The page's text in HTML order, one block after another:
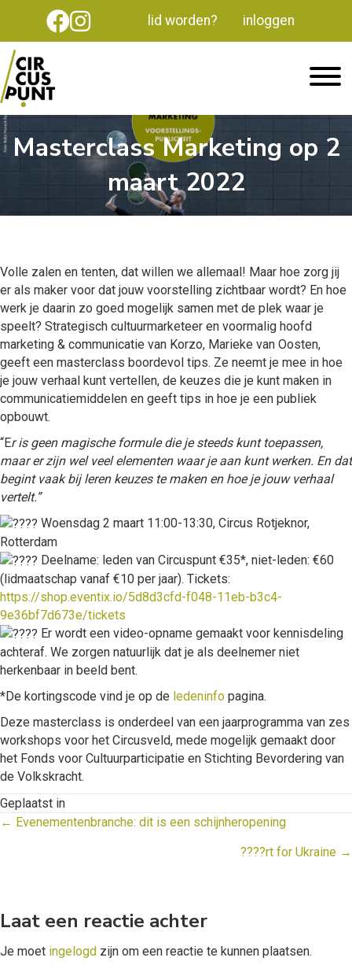
lid worden? inloggen
Masterclass Marketing op 2
maart 2022
Volle zalen en tenten, dat willen we allemaal! Maar hoe zorg jij
er als maker voor dat jouw voorstelling zichtbaar wordt? En hoe
werk je daarin zo goed mogelijk samen met de plek waar je
speelt? Strategisch cultuurmarketeer en voormalig hoofd
marketing & communicatie van Korzo, Marieke van Oosten,
geeft een masterclass boordevol tips. Ze neemt je mee in hoe
je jouw verhaal kunt vertellen, de keuzes die je kunt maken in
communicatiemiddelen en geeft tips in hoe je een publiek
opbouwt.
“Er is geen magische formule die je steeds kunt toepassen,
maar er zijn wel veel elementen waar je aan kunt werken. En dat
begint vaak bij leren keuzes te maken en hoe je jouw verhaal
vertelt.”
Woensdag 2 maart 11:00-13:30, Circus Rotjeknor,
Rotterdam
Deelname: leden van Circuspunt €35*, niet-leden: €60
(lidmaatschap vanaf €10 per jaar). Tickets:
https://shop.eventix.io/5d8d3cfd-f048-11eb-b3c4-
9e36bf7d673e/tickets
Er wordt een video-opname gemaakt voor kennisdeling
achteraf. We zorgen natuurlijk dat je als deelnemer niet
herkenbaar in beeld bent.
*De kortingscode vind je op de ledeninfo pagina.
Deze masterclass is onderdeel van een jaarprogramma van zes
workshops voor het Circusveld, mede mogelijk gemaakt door
het Fonds voor Cultuurparticipatie en Stichting Bevordering van
de Volkskracht.
Geplaatst in
Posts
← Evenementenbranche: dit is een schijnheropening
????rt for Ukraine →
Laat een reactie achter
Je moet ingelogd zijn om een reactie te kunnen plaatsen.